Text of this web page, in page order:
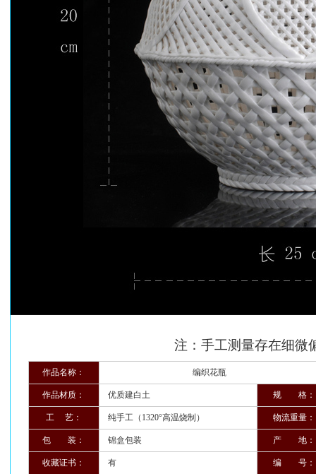
注：手工测量存在细微
作品名称： 编织花瓶
作品材质： 优质建白土 规 格：
工 艺： 纯手工（1320°高温烧制） 物流重量：
包 装： 锦盒包装 产 地：
收藏证书： 有 编 号：